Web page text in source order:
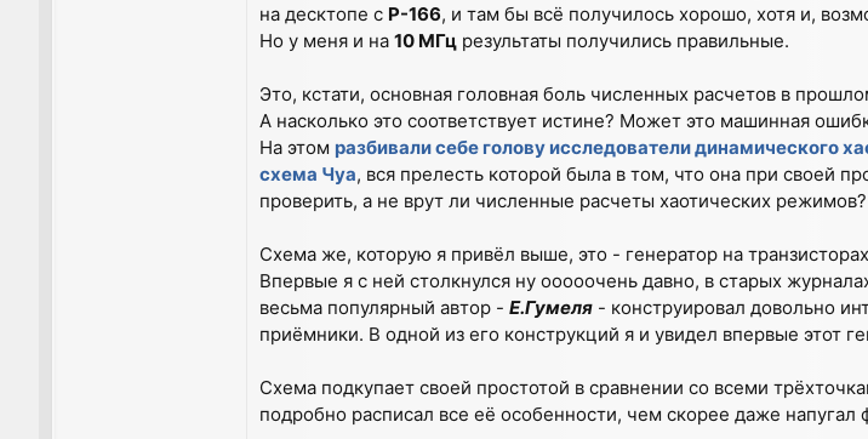
на десктопе с P-166, и там бы всё получилось хорошо, хотя и,
Но у меня и на 10 МГц результаты получились правильные.
Это, кстати, основная головная боль численных расчетов в
А насколько это соответствует истине? Может это машинная
На этом разбивали себе голову исследователи динамического
схема Чуа, вся прелесть которой была в том, что она при своей
проверить, а не врут ли численные расчеты хаотических режимов?
Схема же, которую я привёл выше, это - генератор на
Впервые я с ней столкнулся ну ооооочень давно, в старых
весьма популярный автор - Е.Гумеля - конструировал довольно
приёмники. В одной из его конструкций я и увидел впервые этот
Схема подкупает своей простотой в сравнении со всеми
подробно расписал все её особенности, чем скорее даже напугал